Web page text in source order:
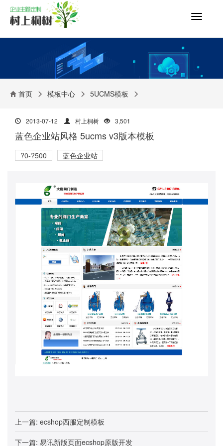
切
导
首页 模板中心 5UCMS模板
2013-07-12 村上桐树 3,501
蓝色企业站风格 5ucms v3版本模板
?0-?500 蓝色企业站
上一篇: ecshop西服定制模板
下一篇: 易讯新版页面ecshop原版开发